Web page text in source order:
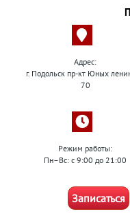
Адрес:
г. Подольск пр-кт Юных
70
Режим работы:
Пн–Вс: с 9:00 до 21:00
Записаться